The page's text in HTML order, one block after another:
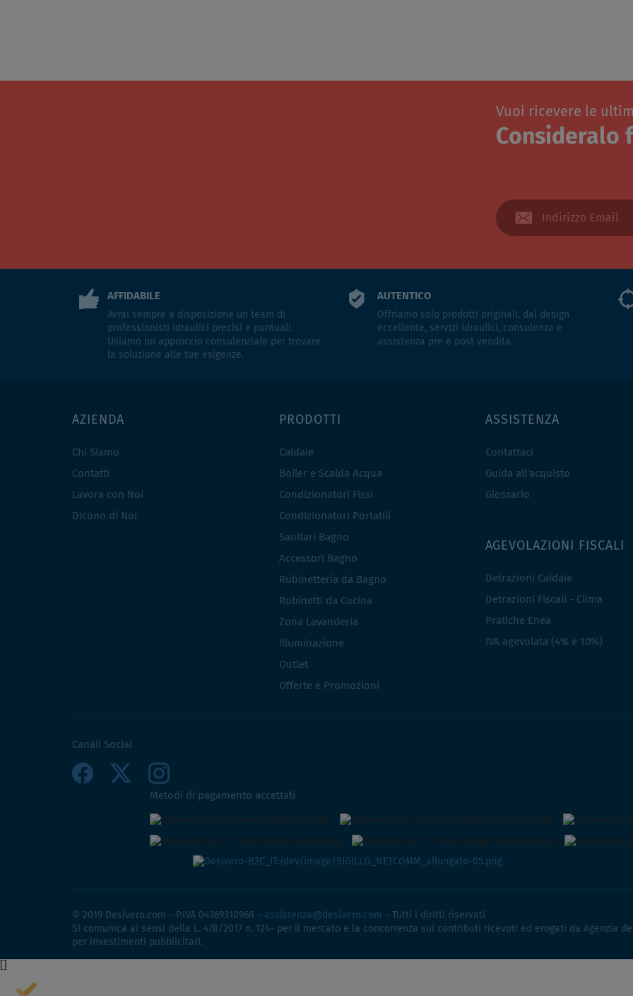
Vuoi ricevere le
Consideralo
AFFIDABILE
Avrai sempre a disposizione un team di
professionisti idraulici precisi e puntuali.
Usiamo un approccio consulenziale per trovare
la soluzione alle tue esigenze.
AUTENTICO
Offriamo solo prodotti originali, dal design
eccellente, servizi idraulici, consulenza e
assistenza pre e post vendita.
AZIENDA
Chi Siamo
Contatti
Lavora con Noi
Dicono di Noi
PRODOTTI
Caldaie
Boiler e Scalda Acqua
Condizionatori Fissi
Condizionatori Portatili
Sanitari Bagno
Accessori Bagno
Rubinetteria da Bagno
Rubinetti da Cucina
Zona Lavanderia
Illuminazione
Outlet
Offerte e Promozioni
ASSISTENZA
Contattaci
Guida all'acquisto
Glossario
AGEVOLAZIONI FISCALI
Detrazioni Caldaie
Detrazioni Fiscali - Clima
Pratiche Enea
IVA agevolata (4% e 10%)
Canali Social
Metodi di pagamento accettati
© 2019 Desivero.com - P.IVA 04369310968 - assistenza@desivero.com - Tutti i diritti riservati
Si comunica ai sensi della L. 4/8/2017 n. 124- per il mercato e la concorrenza sui contributi ricevuti ed erogati da Agenzia
per investimenti pubblicitari.